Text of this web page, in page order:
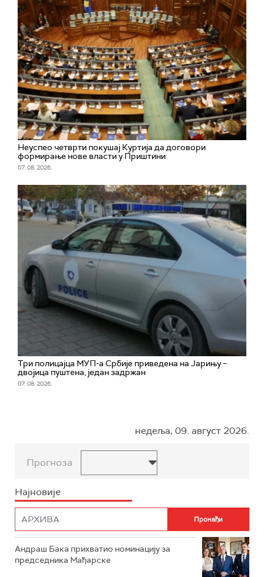
Неуспео четврти покушај Куртија да договори
формирање нове власти у Приштини
07. 08. 2026.
Три полицајца МУП-а Србије приведена на Јарињу –
двојица пуштена, један задржан
07. 08. 2026.
недеља, 09. август 2026.
Прогноза
Најновије
Андраш Бака прихватио номинацију за
председника Мађарске